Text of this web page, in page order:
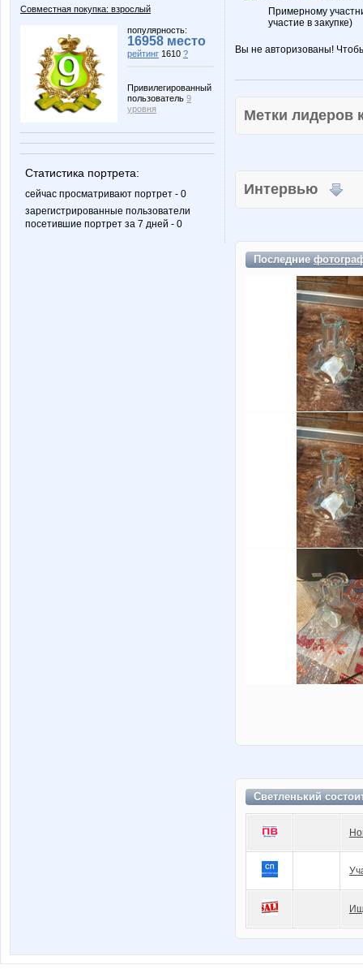
Совместная покупка: взрослый
популярность:
16958 место
рейтинг 1610 ?
Привилегированный
пользователь 9
уровня
Статистика портрета:
сейчас просматривают портрет - 0
зарегистрированные пользователи
посетившие портрет за 7 дней - 0
Примерному
участие в закупке)
Вы не авторизованы!
Метки
Интервью
Последние
Светленький